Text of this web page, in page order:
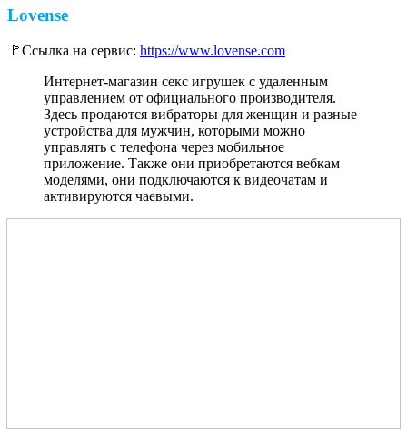
Lovense
🚩Ссылка на сервис: https://www.lovense.com
Интернет-магазин секс игрушек с удаленным
управлением от официального производителя.
Здесь продаются вибраторы для женщин и разные
устройства для мужчин, которыми можно
управлять с телефона через мобильное
приложение. Также они приобретаются вебкам
моделями, они подключаются к видеочатам и
активируются чаевыми.